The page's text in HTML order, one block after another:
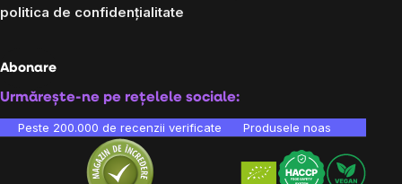
politica de confidențialitate
Abonare
Urmărește-ne pe rețelele sociale:
Peste 200.000 de recenzii verificate Produsele noastre sunt